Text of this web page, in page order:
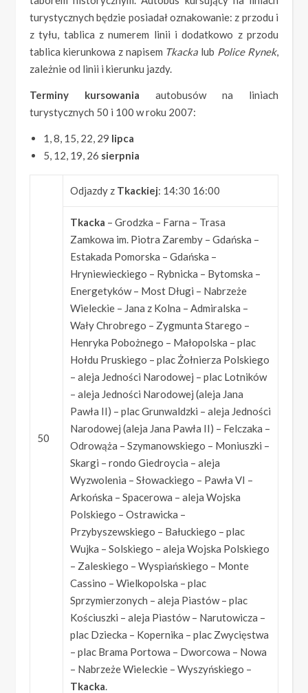
turystycznych będzie posiadał oznakowanie: z przodu i
z tyłu, tablica z numerem linii i dodatkowo z przodu
tablica kierunkowa z napisem Tkacka lub Police Rynek,
zależnie od linii i kierunku jazdy.
Terminy kursowania autobusów na liniach
turystycznych 50 i 100 w roku 2007:
1, 8, 15, 22, 29 lipca
5, 12, 19, 26 sierpnia
50
Odjazdy z Tkackiej: 14:30 16:00
Tkacka – Grodzka – Farna – Trasa
Zamkowa im. Piotra Zaremby – Gdańska –
Estakada Pomorska – Gdańska –
Hryniewieckiego – Rybnicka – Bytomska –
Energetyków – Most Długi – Nabrzeże
Wieleckie – Jana z Kolna – Admiralska –
Wały Chrobrego – Zygmunta Starego –
Henryka Pobożnego – Małopolska – plac
Hołdu Pruskiego – plac Żołnierza Polskiego
– aleja Jedności Narodowej – plac Lotników
– aleja Jedności Narodowej (aleja Jana
Pawła II) – plac Grunwaldzki – aleja Jedności
Narodowej (aleja Jana Pawła II) – Felczaka –
Odrowąża – Szymanowskiego – Moniuszki –
Skargi – rondo Giedroycia – aleja
Wyzwolenia – Słowackiego – Pawła VI –
Arkońska – Spacerowa – aleja Wojska
Polskiego – Ostrawicka –
Przybyszewskiego – Bałuckiego – plac
Wujka – Solskiego – aleja Wojska Polskiego
– Zaleskiego – Wyspiańskiego – Monte
Cassino – Wielkopolska – plac
Sprzymierzonych – aleja Piastów – plac
Kościuszki – aleja Piastów – Narutowicza –
plac Dziecka – Kopernika – plac Zwycięstwa
– plac Brama Portowa – Dworcowa – Nowa
– Nabrzeże Wieleckie – Wyszyńskiego –
Tkacka.